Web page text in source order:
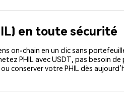
en toute sécurité
on-chain en un clic sans
PHIL avec USDT, pas besoin
conserver votre PHIL dès